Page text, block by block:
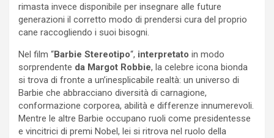
rimasta invece disponibile per insegnare alle future
generazioni il corretto modo di prendersi cura del proprio
cane raccogliendo i suoi bisogni.
Nel film “Barbie Stereotipo“, interpretato in modo
sorprendente da Margot Robbie, la celebre icona bionda
si trova di fronte a un’inesplicabile realtà: un universo di
Barbie che abbracciano diversità di carnagione,
conformazione corporea, abilità e differenze innumerevoli.
Mentre le altre Barbie occupano ruoli come presidentesse
e vincitrici di premi Nobel, lei si ritrova nel ruolo della